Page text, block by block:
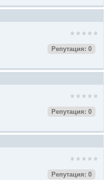
Репутация: 0
Репутация: 0
Репутация: 0